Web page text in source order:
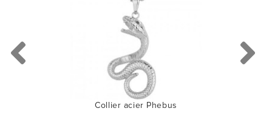
nos promos bijoux
MONTRES
LES GEORGETTES
SWAROVSKI
Collier acier Phebus